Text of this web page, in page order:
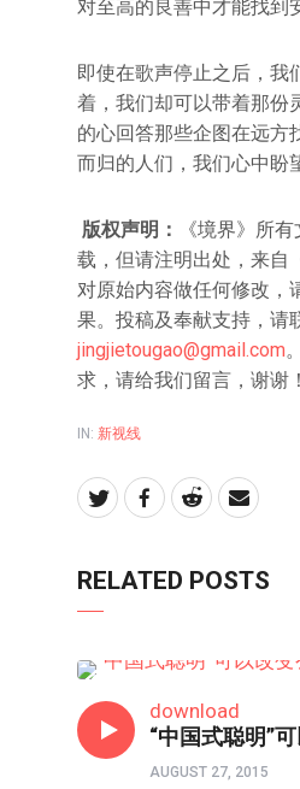
对至高的良善中才能找到
即使在歌声停止之后，我
着，我们却可以带着那份
的心回答那些企图在远方
而归的人们，我们心中盼
版权声明：
《境界》所
载，但请注明出处，来自
对原始内容做任何修改，
果。投稿及奉献支持，请
jingjietougao@gmail.com
求，请给我们留言，谢谢！
IN: 新视线
RELATED POSTS
download
“中国式聪明”
AUGUST 27, 2015